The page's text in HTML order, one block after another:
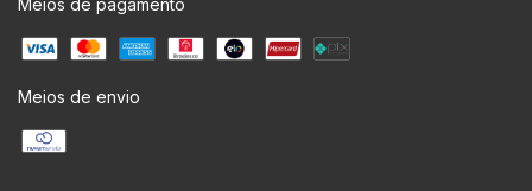
Meios de envio